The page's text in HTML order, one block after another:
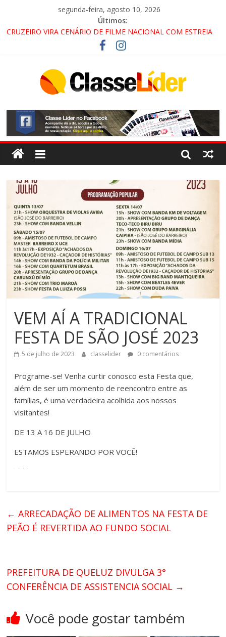
segunda-feira, agosto 10, 2026
Últimos:
CRUZEIRO VIRA CENÁRIO DE FILME NACIONAL COM ESTREIA
PROMOTOR DO GAECO
ACESSO À APARECIDA NA DUTRA SERÁ BLOQUEADO NO FIM
ALTERNATIVAS
LORENA, PINDAMONHANGABA E QUELUZ NA RETA FINAL
PELA FÁBRICA DA COCA-COLA!
VEM AÍ A TRADICIONAL
FESTA DE SÃO JOSÉ 2023
5 de julho de 2023 classelider 0 comentários
Programe-se! Venha curtir conosco esta Festa que,
além de ser um momento de reencontro entre as
famílias, é uma verdadeira acolhida aos nossos
visitantes!
DE 13 A 16 DE JULHO
ESTAMOS ESPERANDO POR VOCÊ!
← ARRECADAÇÃO DE ALIMENTOS NA FESTA DE
PEÃO É REVERTIDA AO FUNDO SOCIAL
PREFEITURA DE QUELUZ DIVULGA 3°
CONFERÊNCIA DE ASSISTENCIA SOCIAL →
Você pode gostar também